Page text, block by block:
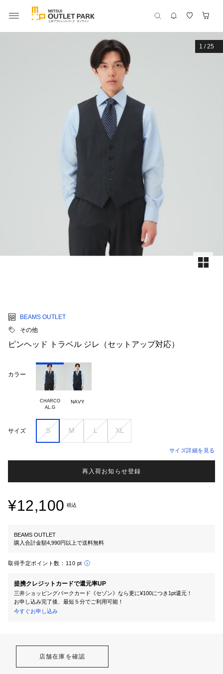
1 /25
BEAMS OUTLET
その他
ピンヘッド トラベル ジレ（セットアップ対応）
カラー
CHARCO
AL.G
NAVY
サイズ S M L XL
サイズ詳細を見る
再入荷お知らせ登録
¥12,100 税込
BEAMS OUTLET
購入合計金額4,990円以上で送料無料
取得予定ポイント数： 110 pt
提携クレジットカードで還元率UP
三井ショッピングパークカード《セゾン》なら更に¥100につき1pt還元！
お申し込み完了後、最短５分でご利用可能！
今すぐお申し込み
店舗在庫を確認